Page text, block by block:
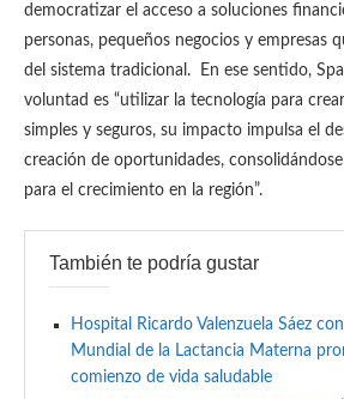
democratizar el acceso a soluciones
personas, pequeños negocios y empresas
del sistema tradicional. En ese sentido,
voluntad es “utilizar la tecnología para
simples y seguros, su impacto impulsa el
creación de oportunidades,
para el crecimiento en la región”.
También te podría gustar
Hospital Ricardo Valenzuela Sáez
Mundial de la Lactancia Materna
comienzo de vida saludable